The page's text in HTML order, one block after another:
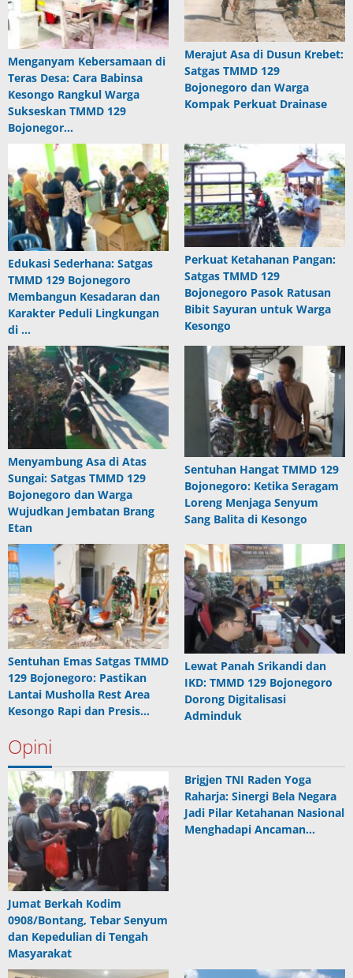
Menganyam Kebersamaan di
Teras Desa: Cara Babinsa
Kesongo Rangkul Warga
Sukseskan TMMD 129
Bojonegor…
Merajut Asa di Dusun Krebet:
Satgas TMMD 129
Bojonegoro dan Warga
Kompak Perkuat Drainase
Edukasi Sederhana: Satgas
TMMD 129 Bojonegoro
Membangun Kesadaran dan
Karakter Peduli Lingkungan
di …
Perkuat Ketahanan Pangan:
Satgas TMMD 129
Bojonegoro Pasok Ratusan
Bibit Sayuran untuk Warga
Kesongo
Menyambung Asa di Atas
Sungai: Satgas TMMD 129
Bojonegoro dan Warga
Wujudkan Jembatan Brang
Etan
Sentuhan Hangat TMMD 129
Bojonegoro: Ketika Seragam
Loreng Menjaga Senyum
Sang Balita di Kesongo
Sentuhan Emas Satgas TMMD
129 Bojonegoro: Pastikan
Lantai Musholla Rest Area
Kesongo Rapi dan Presis…
Lewat Panah Srikandi dan
IKD: TMMD 129 Bojonegoro
Dorong Digitalisasi
Adminduk
Opini
Jumat Berkah Kodim
0908/Bontang, Tebar Senyum
dan Kepedulian di Tengah
Masyarakat
Brigjen TNI Raden Yoga
Raharja: Sinergi Bela Negara
Jadi Pilar Ketahanan Nasional
Menghadapi Ancaman…